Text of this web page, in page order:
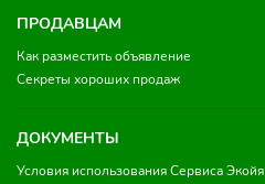
ПРОДАВЦАМ
Как разместить объявление
Секреты хороших продаж
ДОКУМЕНТЫ
Условия использования Сервиса Экойя